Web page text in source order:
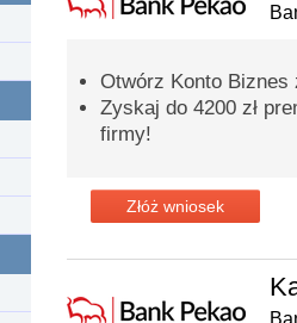
Otwórz Konto Biznes
Zyskaj do 4200 zł
firmy!
Złóż wniosek